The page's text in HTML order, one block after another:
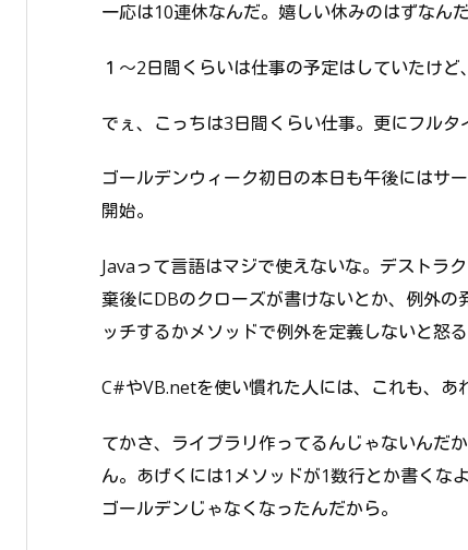
一応は10連休なんだ。嬉しい休みのはずなんだ
１～2日間くらいは仕事の予定はしていたけ
でぇ、こっちは3日間くらい仕事。更にフル
ゴールデンウィーク初日の本日も午後にはサ
開始。
Javaって言語はマジで使えないな。デストラ
棄後にDBのクローズが書けないとか、例外
ッチするかメソッドで例外を定義しないと怒る
C#やVB.netを使い慣れた人には、これも、あ
てかさ、ライブラリ作ってるんじゃないんだ
ん。あげくには1メソッドが1数行とか書くな
ゴールデンじゃなくなったんだから。